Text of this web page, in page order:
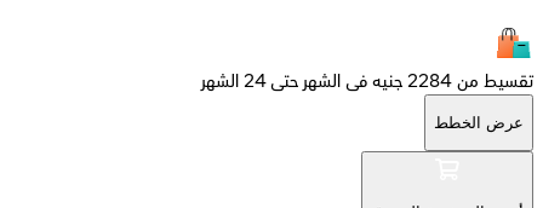
تقسيط من 2284 جنيه فى الشهر حتى 24 الشهر
عرض الخطط